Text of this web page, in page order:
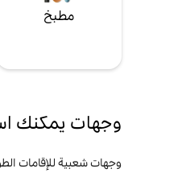
مطبخ
وجهات يمكنك
وجهات شعبية للإقامات